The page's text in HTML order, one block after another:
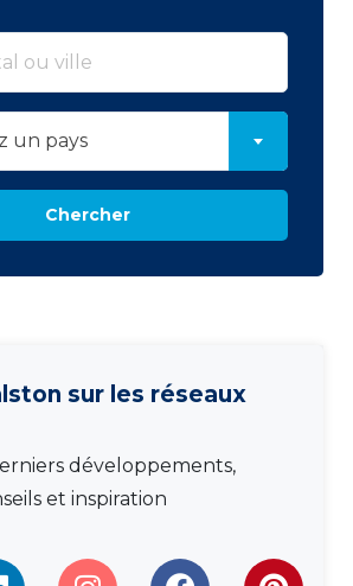
un pays
Chercher
sur les réseaux
développements,
et inspiration